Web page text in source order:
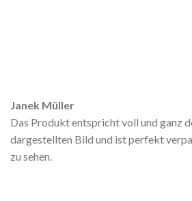
Janek Müller
Das Produkt entspricht voll und ganz
dargestellten Bild und ist perfekt
zu sehen.